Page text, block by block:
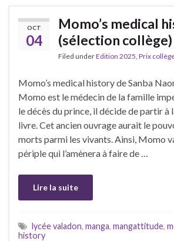
OCT
04
Momo’s medical
(sélection collège)
Filed underEdition 2025 Prix
Momo’s medical history de Sanba
Momo est le médecin de la famille
le décès du prince, il décide de partir à
livre. Cet ancien ouvrage aurait le
morts parmi les vivants. Ainsi, Momo
périple qui l’amènera à faire de …
Lire la suite
lycée valadon, manga, mangattitude,
history